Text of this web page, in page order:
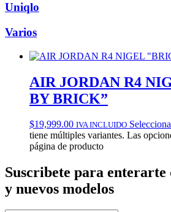
Uniqlo
Varios
AIR JORDAN R4
BY BRICK”
$19,999.00 IVA INCLUIDO
tiene múltiples variantes. Las
página de producto
Suscribete para enterarte
y nuevos modelos